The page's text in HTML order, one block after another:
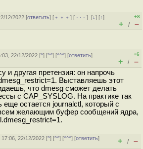
12/2022 [ответить] [ ﹢﹢﹢] [ · · ·][↓] [↑]
+8
+ / –
22/12/2022 [^] [^^] [^^^] [ответить]
+6
+ / –
и другая претензия: он напрочь
Выставляешь этот
что dmesg сможет делать
с CAP_SYSLOG. На практике так
еще остается journalctl, который с
желающим буфер сообщений ядра,
17:06, 22/12/2022 [^] [^^] [^^^] [ответить]
+ / –